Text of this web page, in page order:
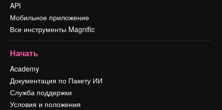
API
Мобильное приложение
Все инструменты Magnific
Начать
Academy
Документация по Пакету ИИ
Служба поддержки
Условия и положения